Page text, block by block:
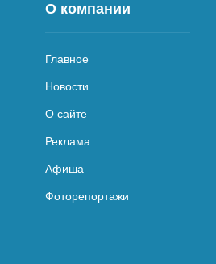
О компании
Главное
Новости
О сайте
Реклама
Афиша
Фоторепортажи